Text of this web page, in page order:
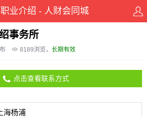
事务所
8189浏览， 长期有效
点击查看联系方式
上海杨浦
业介绍 - 人财会同城